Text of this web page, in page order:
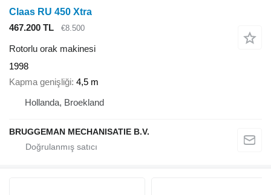
Claas RU 450 Xtra
467.200 TL
€8.500
Rotorlu orak makinesi
1998
Kapma genişliği 4,5 m
Hollanda, Broekland
BRUGGEMAN MECHANISATIE B.V.